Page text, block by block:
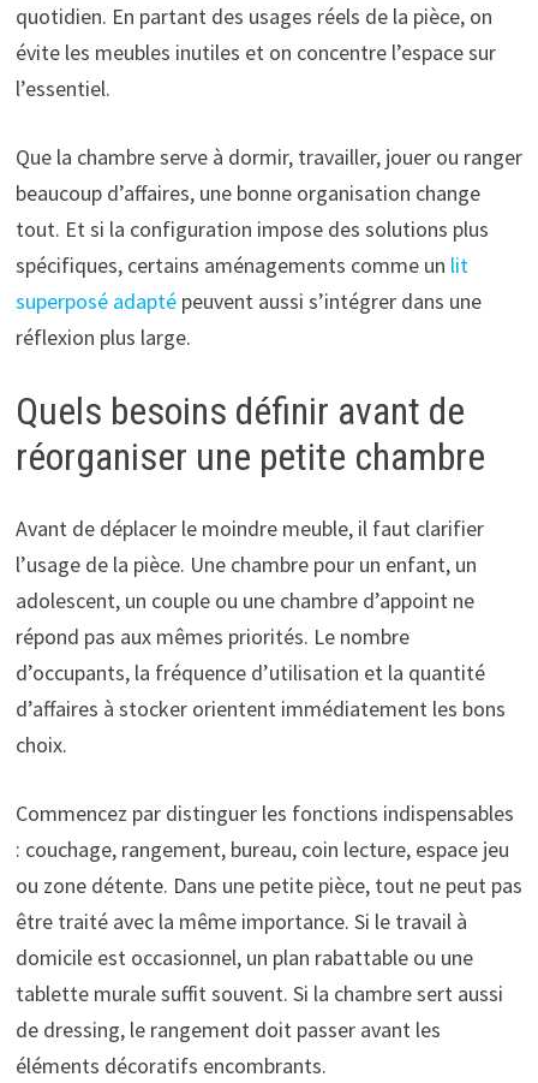
quotidien. En partant des usages réels de la pièce, on
évite les meubles inutiles et on concentre l’espace sur
l’essentiel.
Que la chambre serve à dormir, travailler, jouer ou ranger
beaucoup d’affaires, une bonne organisation change
tout. Et si la configuration impose des solutions plus
spécifiques, certains aménagements comme un lit
superposé adaptépeuvent aussi s’intégrer dans une
réflexion plus large.
Quels besoins définir avant de
réorganiser une petite chambre
Avant de déplacer le moindre meuble, il faut clarifier
l’usage de la pièce. Une chambre pour un enfant, un
adolescent, un couple ou une chambre d’appoint ne
répond pas aux mêmes priorités. Le nombre
d’occupants, la fréquence d’utilisation et la quantité
d’affaires à stocker orientent immédiatement les bons
choix.
Commencez par distinguer les fonctions indispensables
: couchage, rangement, bureau, coin lecture, espace jeu
ou zone détente. Dans une petite pièce, tout ne peut pas
être traité avec la même importance. Si le travail à
domicile est occasionnel, un plan rabattable ou une
tablette murale suffit souvent. Si la chambre sert aussi
de dressing, le rangement doit passer avant les
éléments décoratifs encombrants.